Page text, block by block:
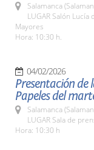
Salamanca
LUGAR Salón
Mayores
Hora: 10:30 h.
04/02/2026
Presentación de
Papeles del
Salamanca
LUGAR Sala de
Hora: 10:30 h